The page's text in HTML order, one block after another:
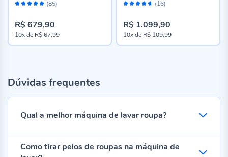
Avaliação: (85)
grande Inox
R$ 679,90
10xde R$ 67,99
Avaliação: (16)
R$ 1.099,90
10xde R$ 109,99
Dúvidas frequentes
Qual a melhor máquina de lavar roupa?
Como tirar pelos de roupas na máquina de